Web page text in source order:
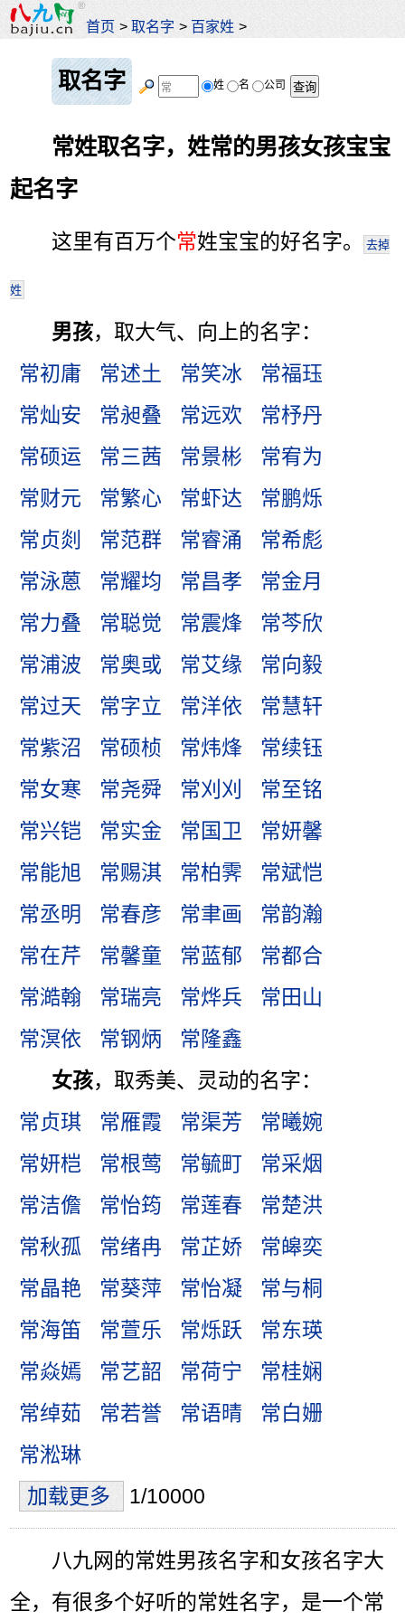
首页 >取名字 > 百家姓 >
取名字 姓 名 公司
常姓取名字，姓常的男孩女孩宝宝
起名字
这里有百万个常姓宝宝的好名字。 去掉
姓
男孩，取大气、向上的名字：
常初庸
常述土 常笑冰
常福珏
常灿安
常昶叠 常远欢
常杼丹
常硕运
常三茜 常景彬
常宥为
常财元
常繁心 常虾达
常鹏烁
常贞剡
常范群 常睿涌
常希彪
常泳蒽
常耀均 常昌孝
常金月
常力叠
常聪觉 常震烽
常芩欣
常浦波
常奥或 常艾缘
常向毅
常过天
常字立 常洋依
常慧轩
常紫沼
常硕桢 常炜烽
常续钰
常女寒
常尧舜 常刈刈
常至铭
常兴铠
常实金 常国卫
常妍馨
常能旭
常赐淇 常柏霁
常斌恺
常丞明
常春彦 常聿画
常韵瀚
常在芹
常馨童 常蓝郁
常都合
常澔翰
常瑞亮 常烨兵
常田山
常溟依
常钢炳
常隆鑫
女孩，取秀美、灵动的名字：
常贞琪
常雁霞 常渠芳
常曦婉
常妍桤
常根莺 常毓町
常采烟
常洁儋
常怡筠 常莲春
常楚洪
常秋孤
常绪冉 常芷娇
常皞奕
常晶艳
常葵萍 常怡凝
常与桐
常海笛
常萱乐 常烁跃
常东瑛
常焱嫣
常艺韶 常荷宁
常桂娴
常绰茹
常若誉 常语晴
常白姗
常淞琳
加载更多
1/10000
八九网的常姓男孩名字和女孩名字大
全，有很多个好听的常姓名字，是一个常